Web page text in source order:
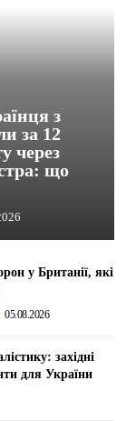
з
за 12
через
що
у Британії, які
05.08.2026
західні
для України